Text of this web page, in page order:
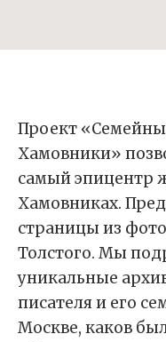
Проект
Хамовники»
самый эпицентр
Хамовниках.
страницы из
Толстого. Мы
уникальные
писателя и его
Москве, каков